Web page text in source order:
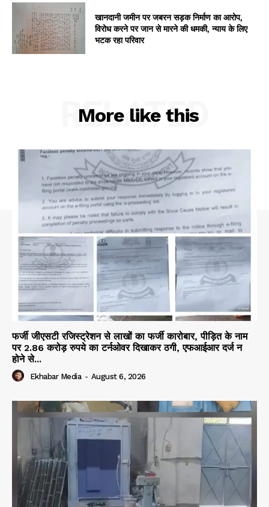
खानदानी जमीन पर जबरन सड़क निर्माण का आरोप,
विरोध करने पर जान से मारने की धमकी, न्याय के लिए
भटक रहा परिवार
More like this
RELATED
फर्जी जीएसटी रजिस्ट्रेशन से लाखों का फर्जी कारोबार, पीड़ित के नाम
पर 2.86 करोड़ रुपये का टर्नओवर दिखाकर ठगी, एफआईआर दर्ज न
होने से...
Ekhabar Media - August 6, 2026